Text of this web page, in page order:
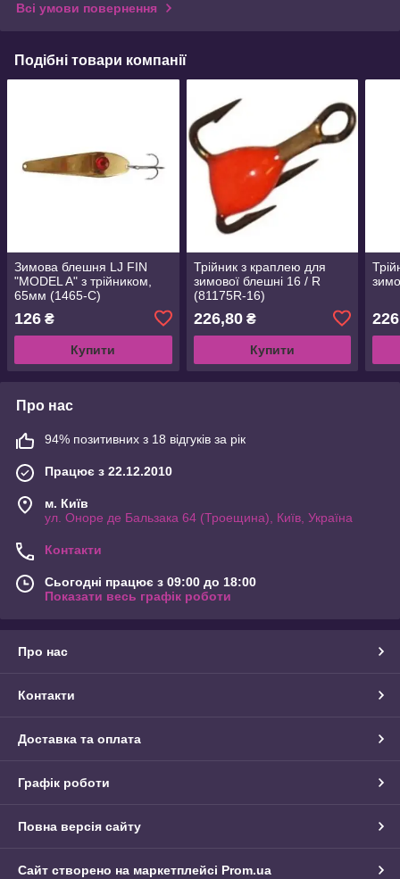
Всі умови повернення
Подібні товари компанії
Зимова блешня LJ FIN
"MODEL A" з трійником,
65мм (1465-C)
126 ₴
Купити
Трійник з краплею для
зимової блешні 16 / R
(81175R-16)
226,80₴
Купити
Про нас
94% позитивних з 18 відгуків за рік
Працює з 22.12.2010
м. Київ
ул. Оноре де Бальзака 64 (Троещина), Київ, Україна
Контакти
Сьогодні працює з 09:00 до 18:00
Показати весь графік роботи
Про нас
Контакти
Доставка та оплата
Графік роботи
Повна версія сайту
Сайт створено на маркетплейсі Prom.ua